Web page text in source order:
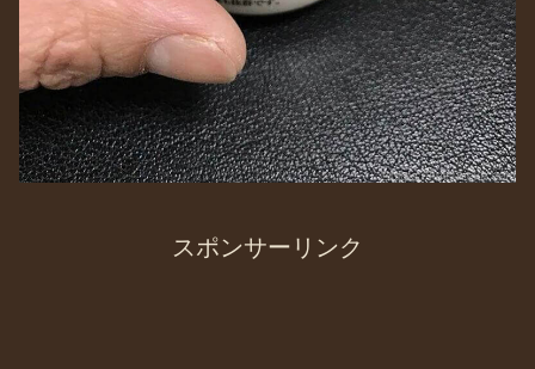
スポンサーリンク